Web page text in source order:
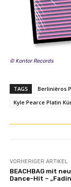
© Kontor Records
TAGS Berlinièros
Kyle Pearce Platin
VORHERIGER ARTIKEL
BEACHBAG mit
Dance-Hit –